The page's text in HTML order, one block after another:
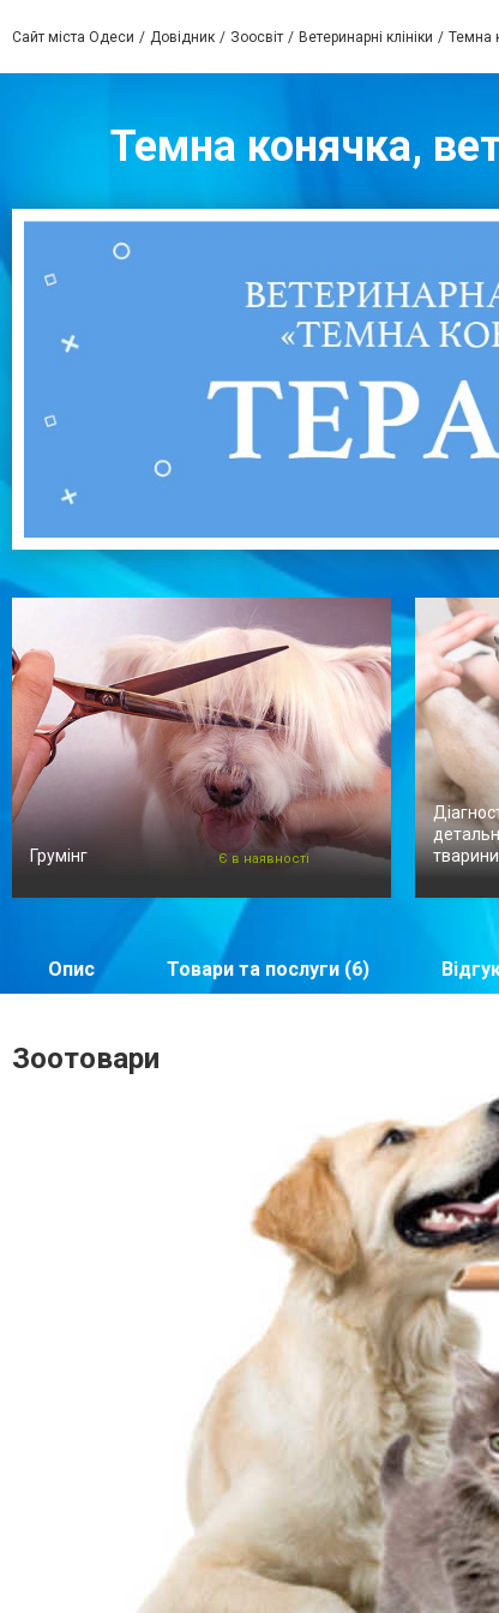
Сайт міста Одеси Довідник Зоосвіт Ветеринарні клініки Темна
Темна конячка,
Грумінг Є в наявності
тварини
Опис Товари та послуги (6)
Зоотовари